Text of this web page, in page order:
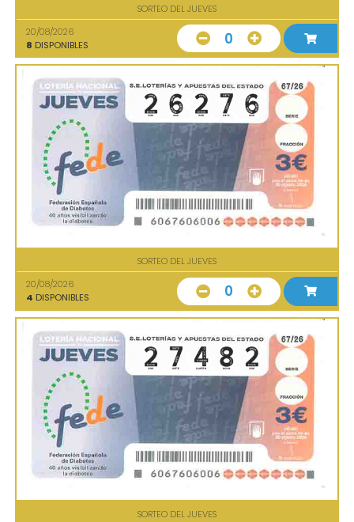
SORTEO DEL JUEVES
20/08/2026
8 DISPONIBLES 0
SORTEO DEL JUEVES
20/08/2026
4 DISPONIBLES 0
SORTEO DEL JUEVES